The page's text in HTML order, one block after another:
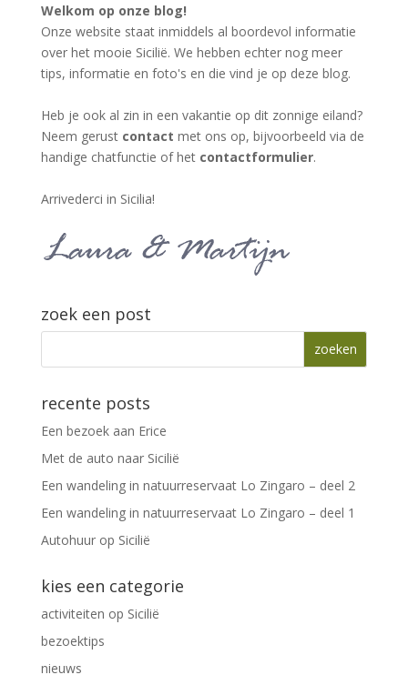
Welkom op onze blog!
Onze website staat inmiddels al boordevol informatie
over het mooie Sicilië. We hebben echter nog meer
tips, informatie en foto's en die vind je op deze blog.
Heb je ook al zin in een vakantie op dit zonnige eiland?
Neem gerust contact met ons op, bijvoorbeeld via de
handige chatfunctie of het contactformulier.
Arrivederci in Sicilia!
zoek een post
recente posts
Een bezoek aan Erice
Met de auto naar Sicilië
Een wandeling in natuurreservaat Lo Zingaro – deel 2
Een wandeling in natuurreservaat Lo Zingaro – deel 1
Autohuur op Sicilië
kies een categorie
activiteiten op Sicilië
bezoektips
nieuws